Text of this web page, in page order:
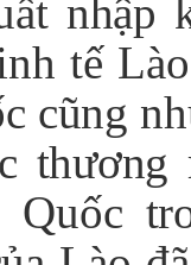
nhập
tế
cũng
Quốc